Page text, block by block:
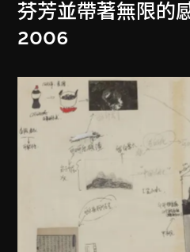
芬芳並帶著無限的
2006